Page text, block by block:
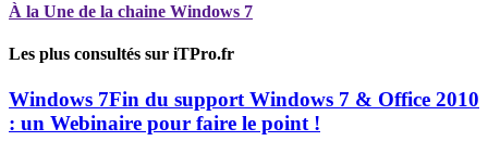
À la Une de la chaine Windows 7
Les plus consultés sur iTPro.fr
Windows 7Fin du support Windows 7 & Office 2010
: un Webinaire pour faire le point !